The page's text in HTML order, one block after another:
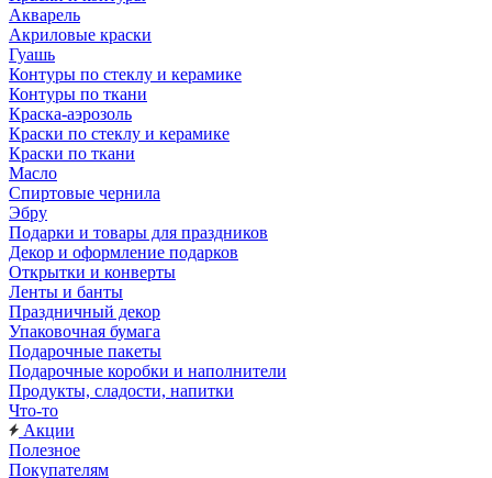
Акварель
Акриловые краски
Гуашь
Контуры по стеклу и керамике
Контуры по ткани
Краска-аэрозоль
Краски по стеклу и керамике
Краски по ткани
Масло
Спиртовые чернила
Эбру
Подарки и товары для праздников
Декор и оформление подарков
Открытки и конверты
Ленты и банты
Праздничный декор
Упаковочная бумага
Подарочные пакеты
Подарочные коробки и наполнители
Продукты, сладости, напитки
Что-то
Акции
Полезное
Покупателям